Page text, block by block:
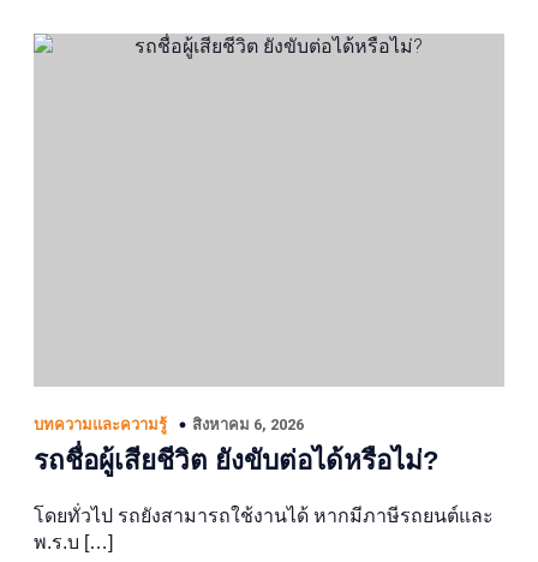
บทความและความรู้ สิงหาคม 6, 2026
รถชื่อผู้เสียชีวิต ยังขับต่อได้หรือไม่?
โดยทั่วไป รถยังสามารถใช้งานได้ หากมีภาษีรถยนต์และ
พ.ร.บ […]